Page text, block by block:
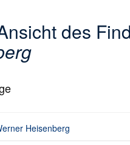
des
Heisenberg